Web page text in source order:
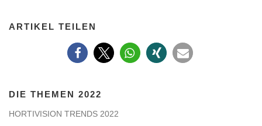
ARTIKEL TEILEN
DIE THEMEN 2022
HORTIVISION TRENDS 2022